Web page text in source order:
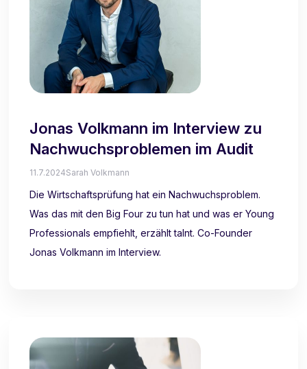
Jonas Volkmann im Interview zu
Nachwuchsproblemen im Audit
11.7.2024Sarah Volkmann
Die Wirtschaftsprüfung hat ein Nachwuchsproblem.
Was das mit den Big Four zu tun hat und was er Young
Professionals empfiehlt, erzählt talnt. Co-Founder
Jonas Volkmann im Interview.